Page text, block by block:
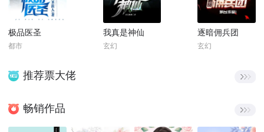
极品医圣
都市
我真是神仙
玄幻
逐暗佣兵团
玄幻
推荐票大佬
畅销作品